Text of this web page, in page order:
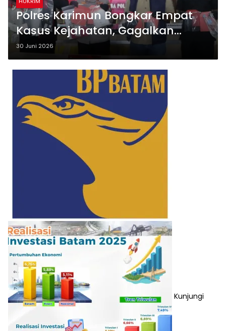
Polres Karimun Bongkar Empat
Kasus Kejahatan, Gagalkan
Peredaran Sabu Jaringan
Malaysia
30 Juni 2026
Kunjungi